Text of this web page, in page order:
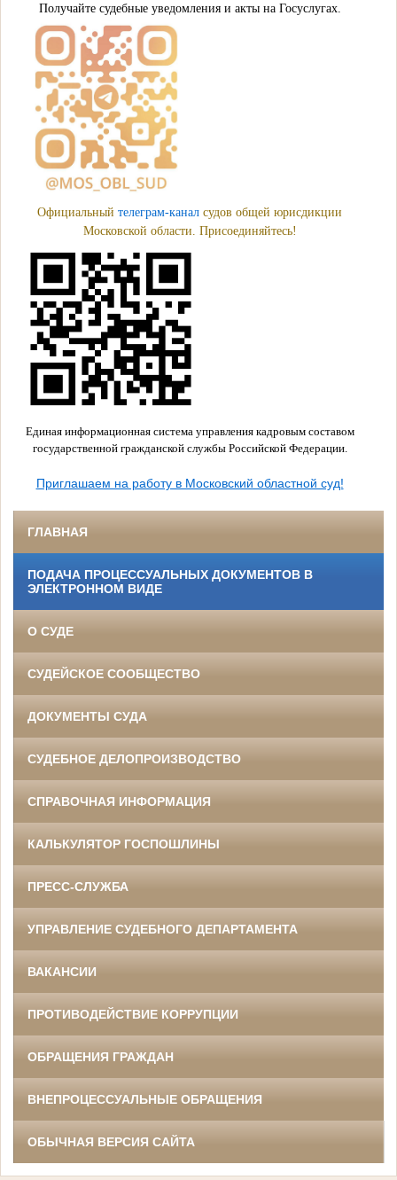
Получайте судебные уведомления и акты на Госуслугах.
Официальный телеграм-канал судов общей юрисдикции
Московской области. Присоединяйтесь!
Единая информационная система управления кадровым составом
государственной гражданской службы Российской Федерации.
Приглашаем на работу в Московский областной суд!
ГЛАВНАЯ
ПОДАЧА ПРОЦЕССУАЛЬНЫХ ДОКУМЕНТОВ В
ЭЛЕКТРОННОМ ВИДЕ
О СУДЕ
СУДЕЙСКОЕ СООБЩЕСТВО
ДОКУМЕНТЫ СУДА
СУДЕБНОЕ ДЕЛОПРОИЗВОДСТВО
СПРАВОЧНАЯ ИНФОРМАЦИЯ
КАЛЬКУЛЯТОР ГОСПОШЛИНЫ
ПРЕСС-СЛУЖБА
УПРАВЛЕНИЕ СУДЕБНОГО ДЕПАРТАМЕНТА
ВАКАНСИИ
ПРОТИВОДЕЙСТВИЕ КОРРУПЦИИ
ОБРАЩЕНИЯ ГРАЖДАН
ВНЕПРОЦЕССУАЛЬНЫЕ ОБРАЩЕНИЯ
ОБЫЧНАЯ ВЕРСИЯ САЙТА